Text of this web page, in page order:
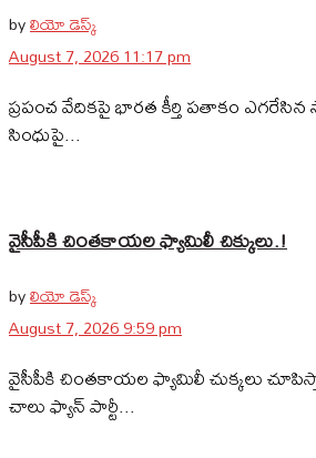
byలియో డెస్క్
August 7, 2026 11:17 pm
ప్రపంచ వేదికపై భారత కీర్తి పతాకం ఎగరేసిన
సింధుపై...
వైసీపీకి చింతకాయల ఫ్యామిలీ చిక్కులు.!
byలియో డెస్క్
August 7, 2026 9:59 pm
వైసీపీకి చింతకాయల ఫ్యామిలీ చుక్కలు
చాలు ఫ్యాన్‌ పార్టీ...